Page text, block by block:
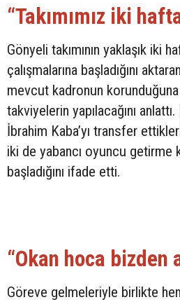
“Takımımız iki
Gönyeli takımının yaklaşık iki
çalışmalarına başladığını
mevcut kadronun
takviyelerin yapılacağını
İbrahim Kaba’yı transfer
iki de yabancı oyuncu getirme
başladığını ifade etti.
“Okan hoca bizden
Göreve gelmeleriyle birlikte